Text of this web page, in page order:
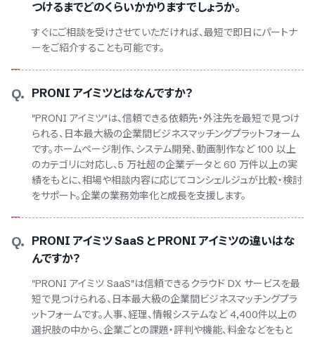
つけるまでどのくらいかかりますでしょうか。
すぐにご相談を受けさせていただければ、最短で即日にパートナ
ーをご紹介することも可能です。
Q. PRONI アイミツとはなんですか？
"PRONI アイミツ"は、信頼できる依頼先・外注先を最短で見つけ
られる、日本最大級の企業間ビジネスマッチングプラットフォーム
です。ホームページ制作、システム開発、動画制作など 100 以上
のカテゴリに対応し、5 万社超の企業データと 60 万件以上の実
績をもとに、相場や相談内容に応じてコンシェルジュが比較・検討
をサポート。企業の業務効率化と成長を支援します。
Q. PRONI アイミツ SaaS と PRONI アイミツの違いはな
んですか？
"PRONI アイミツ SaaS"は信頼できるクラウド DX サービスを最
短で見つけられる、日本最大級の企業間ビジネスマッチングプラ
ットフォームです。人事、経理、情報システムなど 4,400件以上の
選択肢の中から、企業ごとの課題・評判や機能、料金などをもと